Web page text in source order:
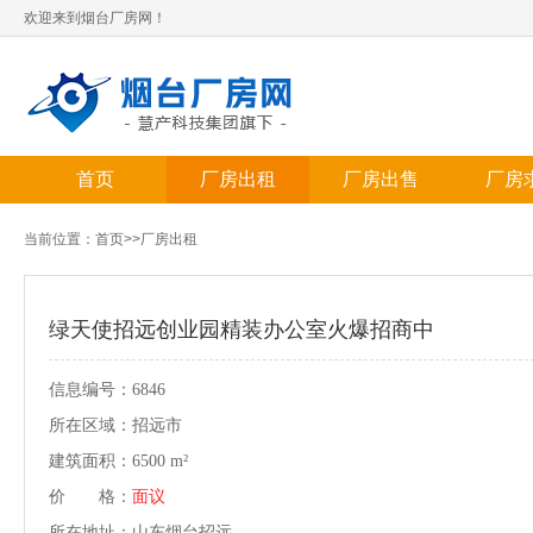
欢迎来到烟台厂房网！
首页 厂房出租 厂房出售 厂房
当前位置： 首页>>厂房出租
绿天使招远创业园精装办公室火爆招商中
信息编号：6846
所在区域：招远市
建筑面积：6500 m²
价 格： 面议